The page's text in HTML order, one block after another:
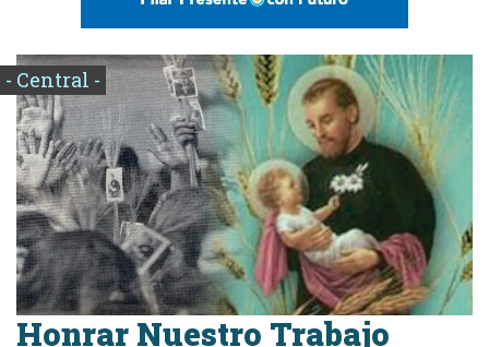
- Central -
Honrar Nuestro Trabajo